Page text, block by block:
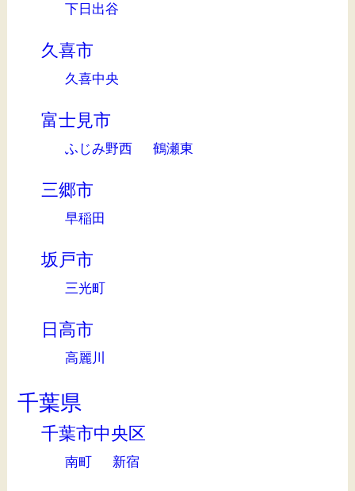
下日出谷
久喜市
久喜中央
富士見市
ふじみ野西 鶴瀬東
三郷市
早稲田
坂戸市
三光町
日高市
高麗川
千葉県
千葉市中央区
南町 新宿